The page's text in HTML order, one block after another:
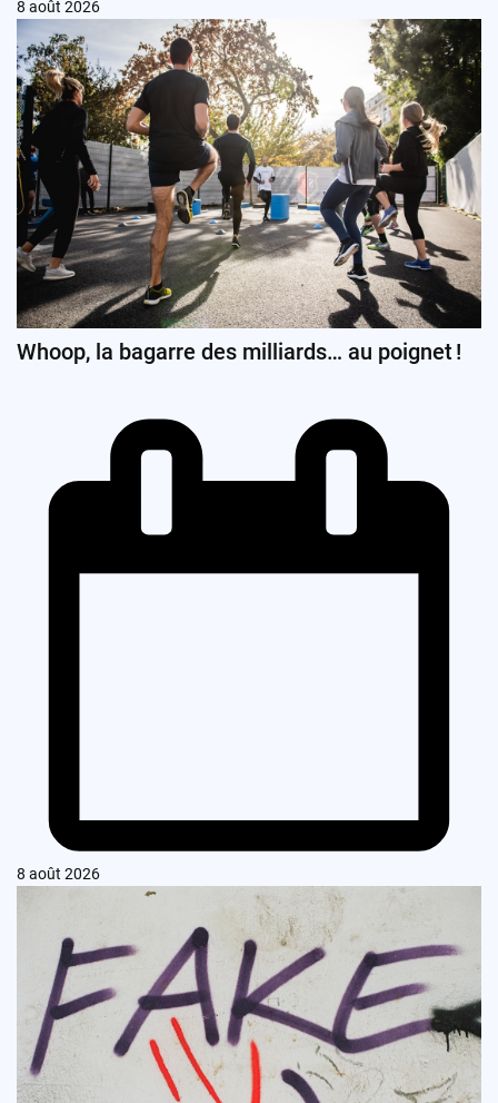
8 août 2026
Whoop, la bagarre des milliards… au poignet !
8 août 2026